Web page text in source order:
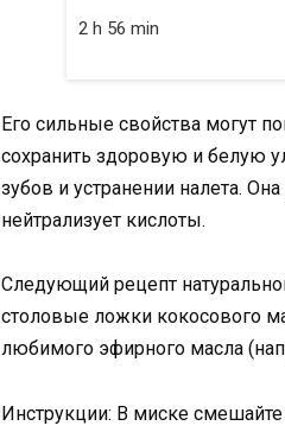
2 h 56 min
Его сильные свойства могут
сохранить здоровую и белую
зубов и устранении налета.
нейтрализует кислоты.
Следующий рецепт
столовые ложки кокосового
любимого эфирного масла
Инструкции: В миске смешайте